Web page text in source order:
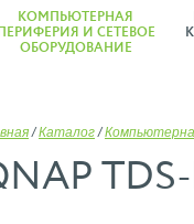
КОМПЬЮТЕРНАЯ
ПЕРИФЕРИЯ И СЕТЕВОЕ
ОБОРУДОВАНИЕ
/Каталог /